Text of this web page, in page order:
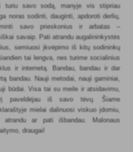
turiu savo sodą, manyje vis stipriau
noras sodinti, dauginti, apdoroti derlių,
savo prieskonius ir arbatas –
savaip. Pati atrandu augalininkystės
semiuosi įkvėpimo iš kitų sodininkų
tai lengva, nes turime socialinius
ir internetą. Bandau, bandau ir dar
bandau. Nauji metodai, nauji gaminiai,
būdai. Visa tai su meile ir atsidavimu,
paveldėjau iš savo tėvų. Šiame
mielai dalinuosi viskuo įdomiu,
atrandu ar pati išbandau. Malonaus
draugai!